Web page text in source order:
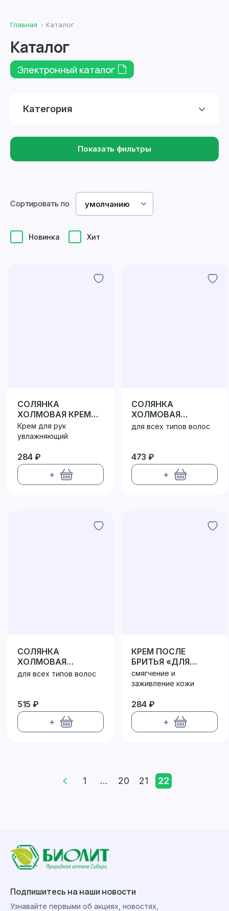
Главная Каталог
Каталог
Электронный каталог
Категория
Показать фильтры
Новинка Хит
Сортировать по умолчанию
СОЛЯНКА
ХОЛМОВАЯ КРЕМ
ДЛЯ РУК
Крем для рук
увлажняющий
284 ₽
+
СОЛЯНКА
ХОЛМОВАЯ
ШАМПУНЬ
для всех типов волос
473 ₽
+
СОЛЯНКА
ХОЛМОВАЯ
КОНДИЦИОНЕР
для всех типов волос
515 ₽
+
КРЕМ ПОСЛЕ
БРИТЬЯ «ДЛЯ
МУЖЧИН:
СВЕЖЕСТЬ
смягчение и
заживление кожи
284 ₽
+
1 ... 20 21 22
Подпишитесь на наши новости
Узнавайте первыми об акциях, новостях,